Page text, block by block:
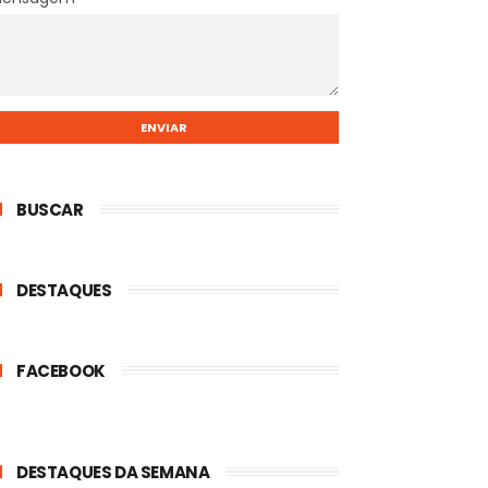
BUSCAR
DESTAQUES
FACEBOOK
DESTAQUES DA SEMANA
Movie?